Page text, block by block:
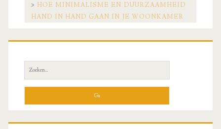
> HOE MINIMALISME EN DUURZAAMHEID
HAND IN HAND GAAN IN JE WOONKAMER
Zoek
naar: